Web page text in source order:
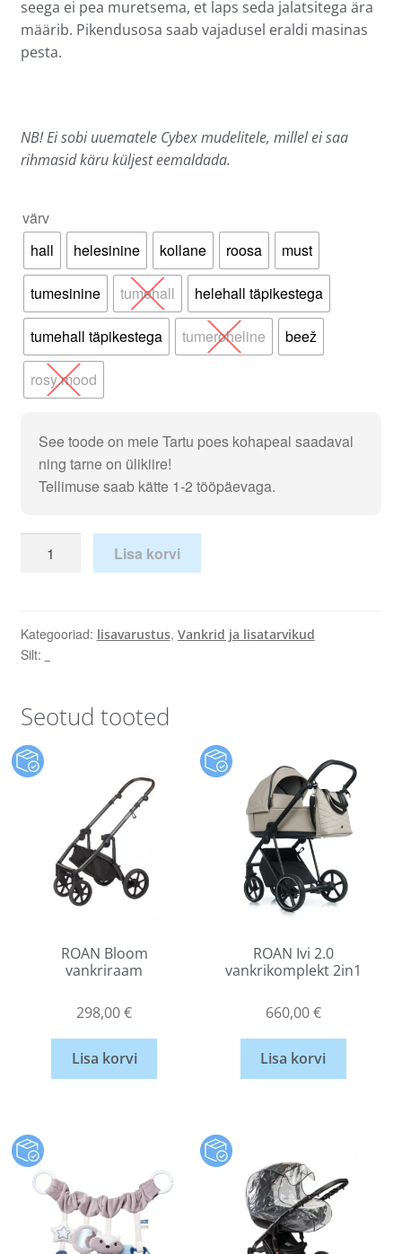
seega ei pea muretsema, et laps seda jalatsitega ära
määrib. Pikendusosa saab vajadusel eraldi masinas
pesta.
NB! Ei sobi uuematele Cybex mudelitele, millel ei saa
rihmasid käru küljest eemaldada.
värv
hall
helesinine kollane roosa must
tumesinine tumehall helehall täpikestega
tumehall täpikestega tumeroheline beež
rosy mood
See toode on meie Tartu poes kohapeal saadaval
ning tarne on ülikiire!
Tellimuse saab kätte 1-2 tööpäevaga.
Lisa korvi
Kategooriad: lisavarustus, Vankrid ja lisatarvikud
Silt:
Seotud tooted
ROAN Bloom
vankriraam
298,00€
Lisa korvi
ROAN Ivi 2.0
vankrikomplekt 2in1
660,00€
Lisa korvi